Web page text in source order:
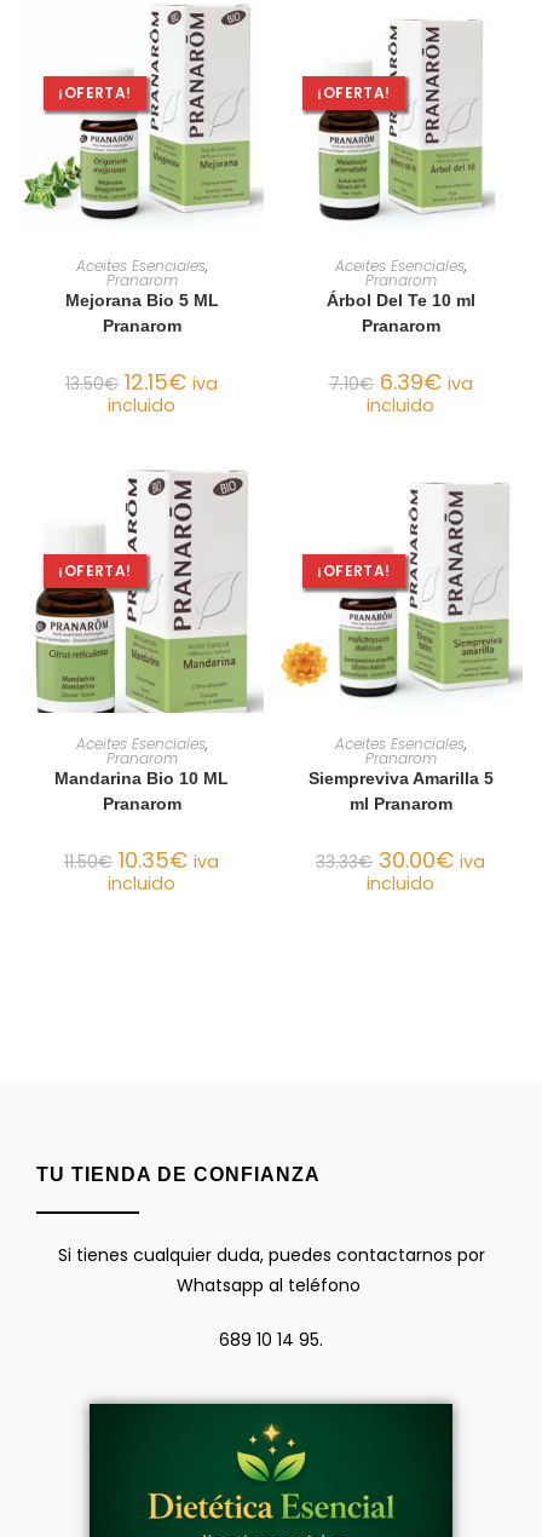
¡OFERTA!
AÑADIR AL CARRITO
Aceites Esenciales,
Pranarom
Mejorana Bio 5 ML
Pranarom
13.50€ 12.15€ iva
incluido
¡OFERTA!
AÑADIR AL CARRITO
Aceites Esenciales,
Pranarom
Árbol Del Te 10 ml
Pranarom
7.10€ 6.39€ iva
incluido
¡OFERTA!
AÑADIR AL CARRITO
Aceites Esenciales,
Pranarom
Mandarina Bio 10 ML
Pranarom
11.50€ 10.35€ iva
incluido
¡OFERTA!
AÑADIR AL CARRITO
Aceites Esenciales,
Pranarom
Siempreviva Amarilla 5
ml Pranarom
33.33€ 30.00€ iva
incluido
TU TIENDA DE CONFIANZA
Si tienes cualquier duda, puedes contactarnos por
Whatsapp al teléfono
689 10 14 95.